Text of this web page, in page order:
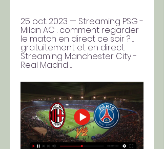
25 oct. 2023 — Streaming PSG -
Milan AC : comment regarder
le match en direct ce soir ? ...
gratuitement et en direct.
Streaming Manchester City -
Real Madrid ...